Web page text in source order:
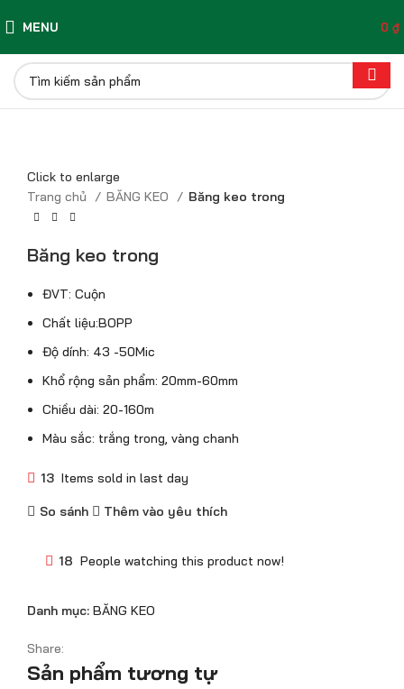
MENU 0 ₫
Click to enlarge
Trang chủ
BĂNG KEO Băng keo trong
Băng keo trong
ĐVT: Cuộn
Chất liệu:BOPP
Độ dính: 43 -50Mic
Khổ rộng sản phẩm: 20mm-60mm
Chiều dài: 20-160m
Màu sắc: trắng trong, vàng chanh
13 Items sold in last day
So sánh Thêm vào yêu thích
18 People watching this product now!
Danh mục: BĂNG KEO
Share:
Sản phẩm tương tự